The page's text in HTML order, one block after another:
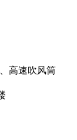
高速吹风筒